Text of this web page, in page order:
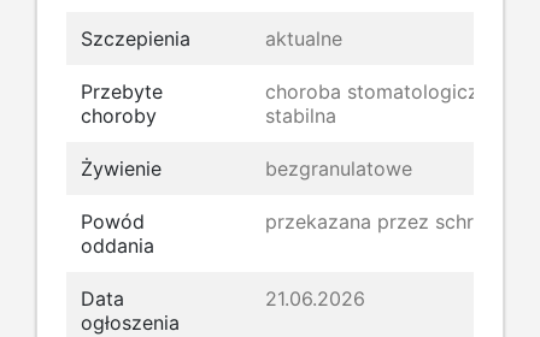
Szczepienia aktualne
Przebyte
choroby
choroba stomatologiczna
stabilna
Żywienie bezgranulatowe
Powód
oddania
przekazana przez schronisko
Data
ogłoszenia
21.06.2026